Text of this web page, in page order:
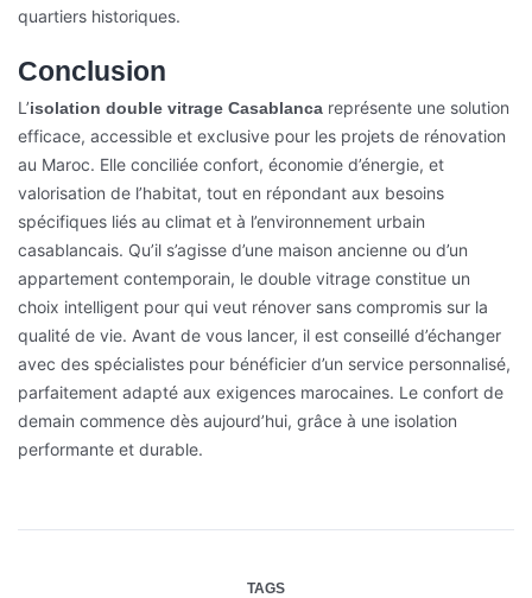
quartiers historiques.
Conclusion
L’isolation double vitrage Casablanca représente une solution
efficace, accessible et exclusive pour les projets de rénovation
au Maroc. Elle conciliée confort, économie d’énergie, et
valorisation de l’habitat, tout en répondant aux besoins
spécifiques liés au climat et à l’environnement urbain
casablancais. Qu’il s’agisse d’une maison ancienne ou d’un
appartement contemporain, le double vitrage constitue un
choix intelligent pour qui veut rénover sans compromis sur la
qualité de vie. Avant de vous lancer, il est conseillé d’échanger
avec des spécialistes pour bénéficier d’un service personnalisé,
parfaitement adapté aux exigences marocaines. Le confort de
demain commence dès aujourd’hui, grâce à une isolation
performante et durable.
TAGS